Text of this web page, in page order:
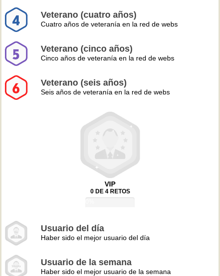
Veterano (cuatro años)
Cuatro años de veteranía en la red de webs
Veterano (cinco años)
Cinco años de veteranía en la red de webs
Veterano (seis años)
Seis años de veteranía en la red de webs
VIP
0 DE 4 RETOS
Usuario del día
Haber sido el mejor usuario del día
Usuario de la semana
Haber sido el mejor usuario de la semana